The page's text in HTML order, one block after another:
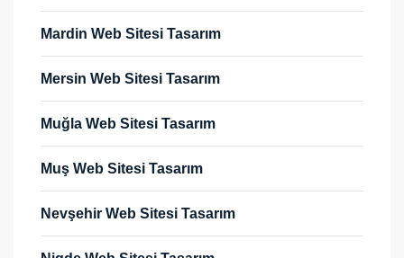
Mardin Web Sitesi Tasarım
Mersin Web Sitesi Tasarım
Muğla Web Sitesi Tasarım
Muş Web Sitesi Tasarım
Nevşehir Web Sitesi Tasarım